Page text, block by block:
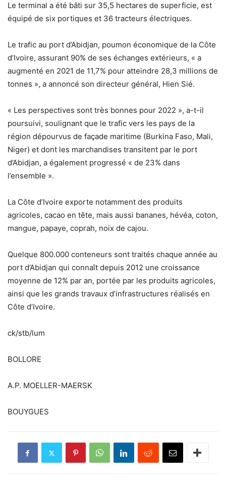
Le terminal a été bâti sur 35,5 hectares de superficie, est
équipé de six portiques et 36 tracteurs électriques.
Le trafic au port d’Abidjan, poumon économique de la Côte
d’Ivoire, assurant 90% de ses échanges extérieurs, « a
augmenté en 2021 de 11,7% pour atteindre 28,3 millions de
tonnes », a annoncé son directeur général, Hien Sié.
« Les perspectives sont très bonnes pour 2022 », a-t-il
poursuivi, soulignant que le trafic vers les pays de la
région dépourvus de façade maritime (Burkina Faso, Mali,
Niger) et dont les marchandises transitent par le port
d’Abidjan, a également progressé « de 23% dans
l’ensemble ».
La Côte d’Ivoire exporte notamment des produits
agricoles, cacao en tête, mais aussi bananes, hévéa, coton,
mangue, papaye, coprah, noix de cajou.
Quelque 800.000 conteneurs sont traités chaque année au
port d’Abidjan qui connaît depuis 2012 une croissance
moyenne de 12% par an, portée par les produits agricoles,
ainsi que les grands travaux d’infrastructures réalisés en
Côte d’Ivoire.
ck/stb/lum
BOLLORE
A.P. MOELLER-MAERSK
BOUYGUES